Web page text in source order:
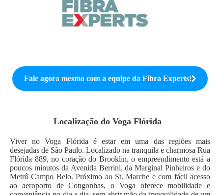
Fale agora mesmo com a equipe daFibra Experts!
Localização do Voga Flórida
Viver no Voga Flórida é estar em uma das regiões mais
desejadas de São Paulo. Localizado na tranquila e charmosa Rua
Flórida 889, no coração do Brooklin, o empreendimento está a
poucos minutos da Avenida Berrini, da Marginal Pinheiros e do
Metrô Campo Belo. Próximo ao St. Marche e com fácil acesso
ao aeroporto de Congonhas, o Voga oferece mobilidade e